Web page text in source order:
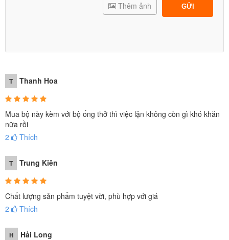
GỬI
Thêm ảnh
T Thanh Hoa
Mua bộ này kèm với bộ ống thở thì việc lặn không còn gì khó khăn
nữa rồi
2
Thích
T Trung Kiên
Chất lượng sản phẩm tuyệt vời, phù hợp với giá
2
Thích
H Hải Long